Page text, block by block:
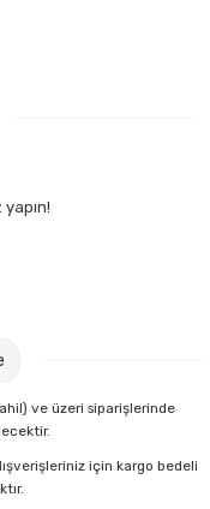
ve üzeri siparişlerinde
için kargo bedeli